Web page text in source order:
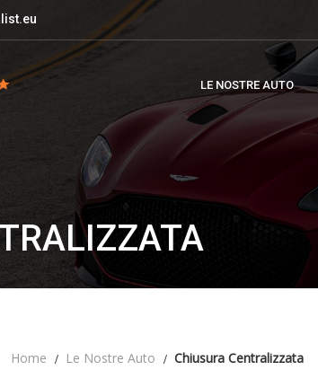
LE NOSTRE AUTO
Home Le Nostre Auto Chiusura Centralizzata